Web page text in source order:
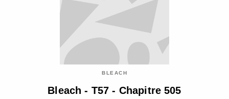
BLEACH
Bleach - T57 - Chapitre 505